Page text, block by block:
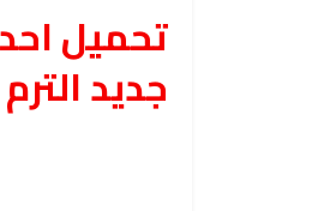
تحميل
جديد